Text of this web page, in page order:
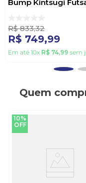
Bump Kintsugi
R$ 833,32
R$ 749,99
Em até 10x R$ 74,99 sem
Quem
10%
OFF